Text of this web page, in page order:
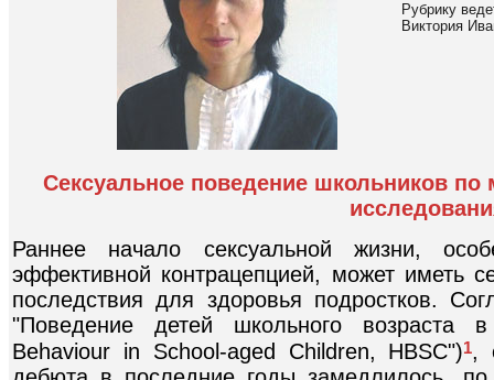
Рубрику
Виктория
Сексуальное поведение школьников
Раннее начало сексуальной жизни,
эффективной контрацепцией, может иметь
последствия для здоровья подростков.
"Поведение детей школьного возраста
Behaviour in School-aged Children, HBSC")1,